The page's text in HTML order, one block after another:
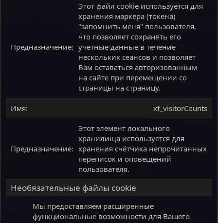
Этот файл cookie используется для
хранения маркера (токена)
"запомнить меня" пользователя,
что позволяет сохранять его
учетные данные в течение
нескольких сеансов и позволяет
Вам оставаться авторизованным
на сайте при перемещении со
страницы на страницу.
xf_visitorCounts
Этот элемент локального
хранилища используется для
хранения счётчика непрочитанных
переписок и оповещений
пользователя.
Необязательные файлы cookie
Мы предоставляем расширенные
функциональные возможности для Вашего